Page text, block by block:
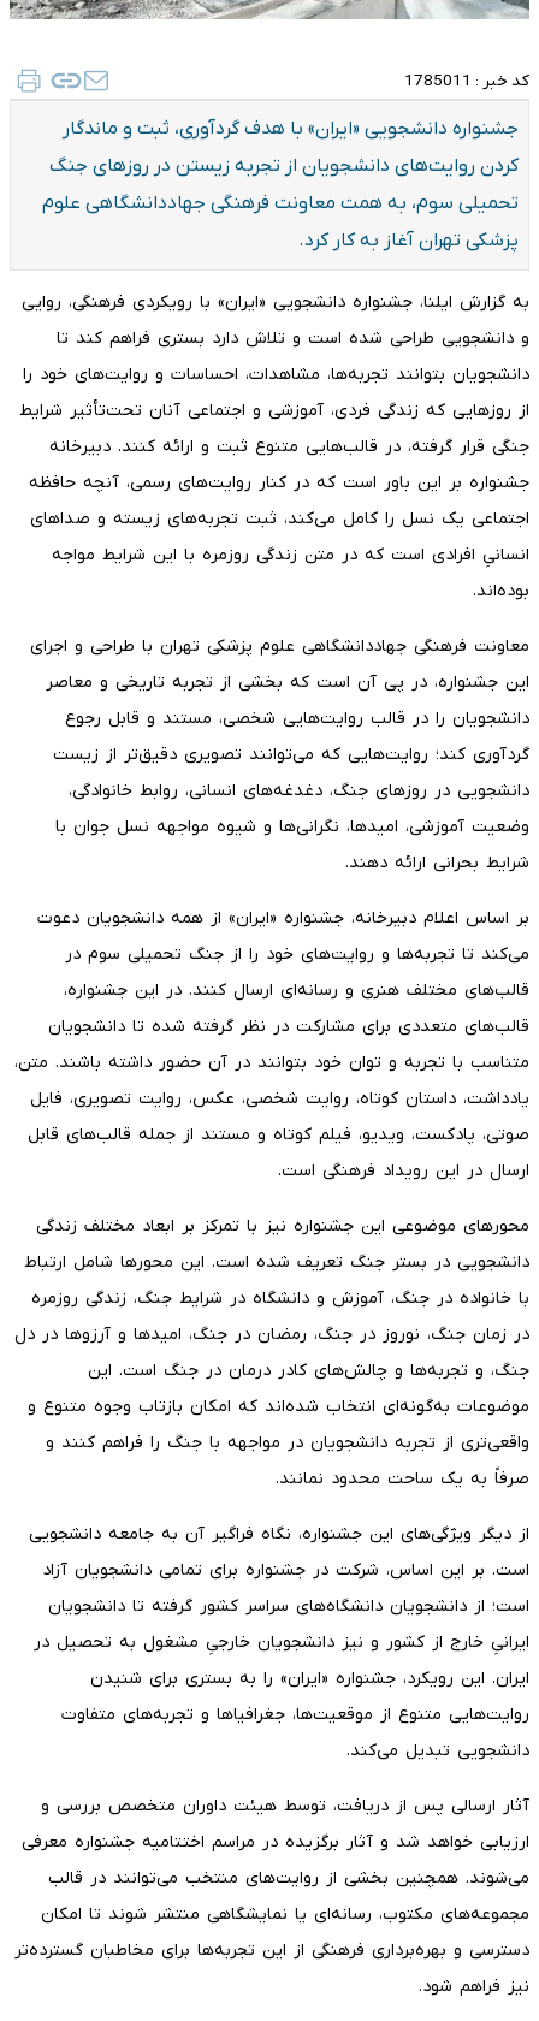
کد خبر : 1785011
جشنواره دانشجویی «ایران» با هدف گردآوری، ثبت و ماندگار
کردن روایت‌های دانشجویان از تجربه زیستن در روزهای جنگ
تحمیلی سوم، به همت معاونت فرهنگی جهاددانشگاهی علوم
پزشکی تهران آغاز به کار کرد.
به گزارش ایلنا، جشنواره دانشجویی «ایران» با رویکردی فرهنگی، روایی
و دانشجویی طراحی شده است و تلاش دارد بستری فراهم کند تا
دانشجویان بتوانند تجربه‌ها، مشاهدات، احساسات و روایت‌های خود را
از روزهایی که زندگی فردی، آموزشی و اجتماعی آنان تحت‌تأثیر شرایط
جنگی قرار گرفته، در قالب‌هایی متنوع ثبت و ارائه کنند. دبیرخانه
جشنواره بر این باور است که در کنار روایت‌های رسمی، آنچه حافظه
اجتماعی یک نسل را کامل می‌کند، ثبت تجربه‌های زیسته و صداهای
انسانیِ افرادی است که در متن زندگی روزمره با این شرایط مواجه
بوده‌اند.
معاونت فرهنگی جهاددانشگاهی علوم پزشکی تهران با طراحی و اجرای
این جشنواره، در پی آن است که بخشی از تجربه تاریخی و معاصر
دانشجویان را در قالب روایت‌هایی شخصی، مستند و قابل رجوع
گردآوری کند؛ روایت‌هایی که می‌توانند تصویری دقیق‌تر از زیست
دانشجویی در روزهای جنگ، دغدغه‌های انسانی، روابط خانوادگی،
وضعیت آموزشی، امیدها، نگرانی‌ها و شیوه مواجهه نسل جوان با
شرایط بحرانی ارائه دهند.
بر اساس اعلام دبیرخانه، جشنواره «ایران» از همه دانشجویان دعوت
می‌کند تا تجربه‌ها و روایت‌های خود را از جنگ تحمیلی سوم در
قالب‌های مختلف هنری و رسانه‌ای ارسال کنند. در این جشنواره،
قالب‌های متعددی برای مشارکت در نظر گرفته شده تا دانشجویان
متناسب با تجربه و توان خود بتوانند در آن حضور داشته باشند. متن،
یادداشت، داستان کوتاه، روایت شخصی، عکس، روایت تصویری، فایل
صوتی، پادکست، ویدیو، فیلم کوتاه و مستند از جمله قالب‌های قابل
ارسال در این رویداد فرهنگی است.
محورهای موضوعی این جشنواره نیز با تمرکز بر ابعاد مختلف زندگی
دانشجویی در بستر جنگ تعریف شده است. این محورها شامل ارتباط
با خانواده در جنگ، آموزش و دانشگاه در شرایط جنگ، زندگی روزمره
در زمان جنگ، نوروز در جنگ، رمضان در جنگ، امیدها و آرزوها در دل
جنگ، و تجربه‌ها و چالش‌های کادر درمان در جنگ است. این
موضوعات به‌گونه‌ای انتخاب شده‌اند که امکان بازتاب وجوه متنوع و
واقعی‌تری از تجربه دانشجویان در مواجهه با جنگ را فراهم کنند و
صرفاً به یک ساحت محدود نمانند.
از دیگر ویژگی‌های این جشنواره، نگاه فراگیر آن به جامعه دانشجویی
است. بر این اساس، شرکت در جشنواره برای تمامی دانشجویان آزاد
است؛ از دانشجویان دانشگاه‌های سراسر کشور گرفته تا دانشجویان
ایرانیِ خارج از کشور و نیز دانشجویان خارجیِ مشغول به تحصیل در
ایران. این رویکرد، جشنواره «ایران» را به بستری برای شنیدن
روایت‌هایی متنوع از موقعیت‌ها، جغرافیاها و تجربه‌های متفاوت
دانشجویی تبدیل می‌کند.
آثار ارسالی پس از دریافت، توسط هیئت داوران متخصص بررسی و
ارزیابی خواهد شد و آثار برگزیده در مراسم اختتامیه جشنواره معرفی
می‌شوند. همچنین بخشی از روایت‌های منتخب می‌توانند در قالب
مجموعه‌های مکتوب، رسانه‌ای یا نمایشگاهی منتشر شوند تا امکان
دسترسی و بهره‌برداری فرهنگی از این تجربه‌ها برای مخاطبان گسترده‌تر
نیز فراهم شود.